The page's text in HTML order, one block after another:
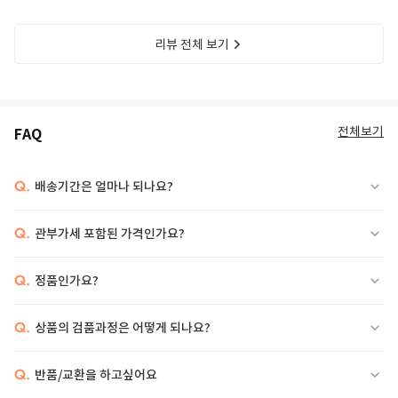
리뷰 전체 보기
FAQ 전체보기
Q. 배송기간은 얼마나 되나요?
Q. 관부가세 포함된 가격인가요?
Q. 정품인가요?
Q. 상품의 검품과정은 어떻게 되나요?
Q. 반품/교환을 하고싶어요